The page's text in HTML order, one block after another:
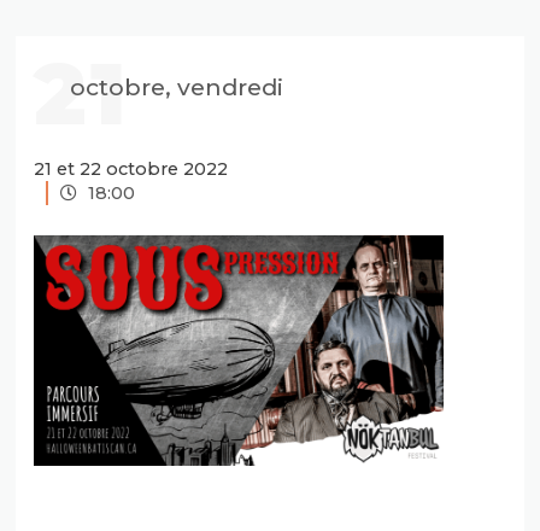
21
octobre, vendredi
21 et 22 octobre 2022
18:00